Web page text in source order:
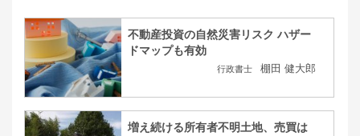
不動産投資の自然災害リスク ハザー
ドマップも有効
行政書士 棚田 健大郎
増え続ける所有者不明土地、売買は